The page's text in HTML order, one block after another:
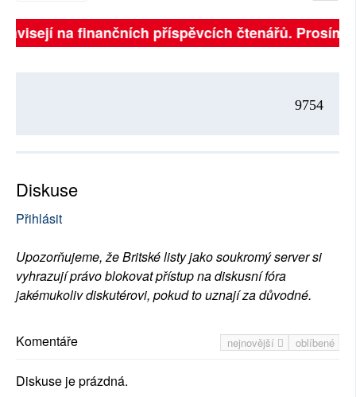
na finančních příspěvcích čtenářů.
9754
Diskuse
Přihlásit
Upozorňujeme, že Britské listy jako soukromý server si
vyhrazují právo blokovat přístup na diskusní fóra
jakémukoliv diskutérovi, pokud to uznají za důvodné.
nejnovější oblíbené
Komentáře
Diskuse je prázdná.